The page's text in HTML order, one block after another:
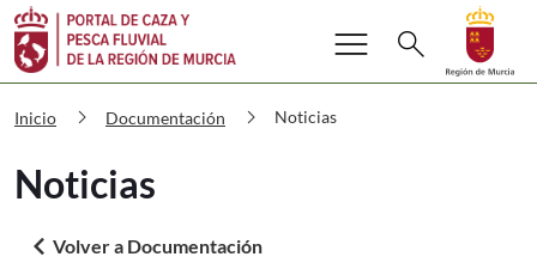
Cazaypesca Noticias
Volver a
Ir a
menu Buscar
search
Inicio chevron_right Documentación chevron_right Noticias
Noticias
arrow_back_ios Volver a Documentación